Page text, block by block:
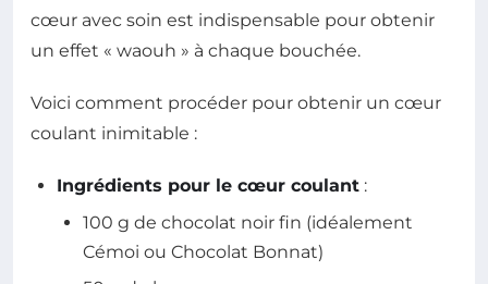
cœur avec soin est indispensable pour obtenir
un effet « waouh » à chaque bouchée.
Voici comment procéder pour obtenir un cœur
coulant inimitable :
Ingrédients pour le cœur coulant :
100 g de chocolat noir fin (idéalement
Cémoi ou Chocolat Bonnat)